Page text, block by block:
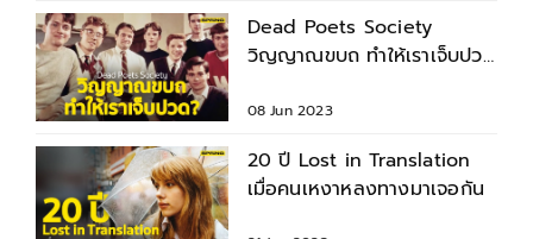
Dead Poets Society
วิญญาณขบถ ทำให้เราเจ็บปวด
08 Jun 2023
20 ปี Lost in Translation
เมื่อคนเหงาหลงทางมาเจอกัน